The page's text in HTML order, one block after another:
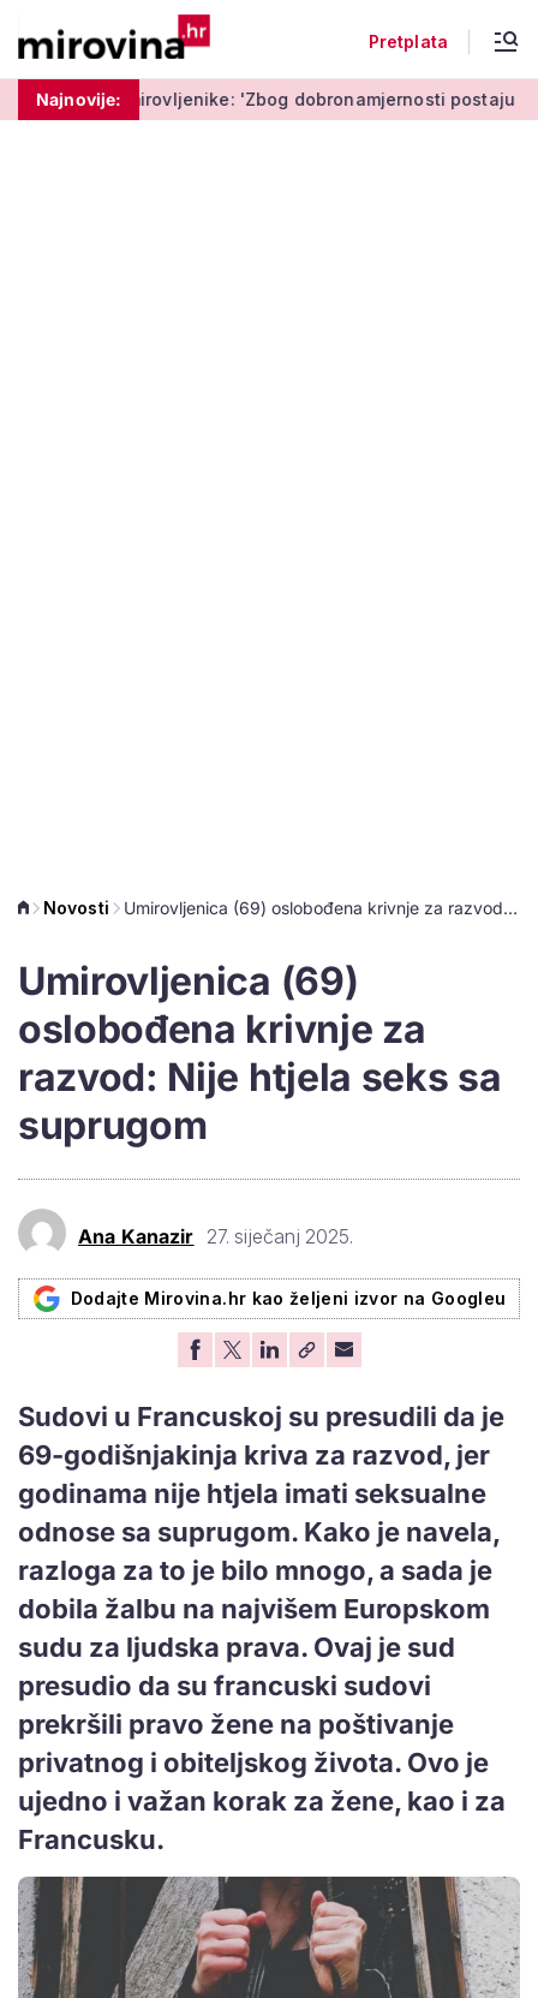
Pretplata
Najnovije:'Zbog dobronamjernosti postaju meta prijevare'
Novosti Umirovljenica (69) oslobođena krivnje za razvod: Nije htjela seks sa suprugom
Umirovljenica (69)
oslobođena krivnje za
razvod: Nije htjela seks sa
suprugom
Ana Kanazir 27. siječanj 2025.
Dodajte Mirovina.hr kao željeni izvor na Googleu
Sudovi u Francuskoj su presudili da je
69-godišnjakinja kriva za razvod, jer
godinama nije htjela imati seksualne
odnose sa suprugom. Kako je navela,
razloga za to je bilo mnogo, a sada je
dobila žalbu na najvišem Europskom
sudu za ljudska prava. Ovaj je sud
presudio da su francuski sudovi
prekršili pravo žene na poštivanje
privatnog i obiteljskog života. Ovo je
ujedno i važan korak za žene, kao i za
Francusku.